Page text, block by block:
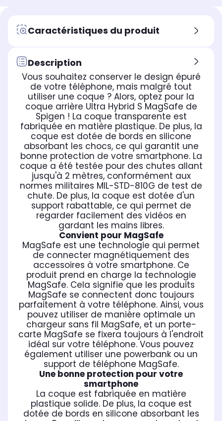
Caractéristiques du produit
Description
Vous souhaitez conserver le design épuré
de votre téléphone, mais malgré tout
utiliser une coque ? Alors, optez pour la
coque arrière Ultra Hybrid S MagSafe de
Spigen ! La coque transparente est
fabriquée en matière plastique. De plus, la
coque est dotée de bords en silicone
absorbant les chocs, ce qui garantit une
bonne protection de votre smartphone. La
coque a été testée pour des chutes allant
jusqu'à 2 mètres, conformément aux
normes militaires MIL-STD-810G de test de
chute. De plus, la coque est dotée d'un
support rabattable, ce qui permet de
regarder facilement des vidéos en
gardant les mains libres.
Convient pour MagSafe
MagSafe est une technologie qui permet
de connecter magnétiquement des
accessoires à votre smartphone. Ce
produit prend en charge la technologie
MagSafe. Cela signifie que les produits
MagSafe se connectent donc toujours
parfaitement à votre téléphone. Ainsi, vous
pouvez utiliser de manière optimale un
chargeur sans fil MagSafe, et un porte-
carte MagSafe se fixera toujours à l'endroit
idéal sur votre téléphone. Vous pouvez
également utiliser une powerbank ou un
support de téléphone MagSafe.
Une bonne protection pour votre
smartphone
La coque est fabriquée en matière
plastique solide. De plus, la coque est
dotée de bords en silicone absorbant les